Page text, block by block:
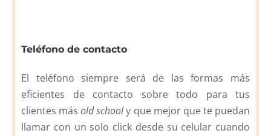
Teléfono de contacto
El teléfono siempre será de las formas más
eficientes de contacto sobre todo para tus
clientes másold schooly que mejor que te puedan
llamar con un solo click desde su celular cuando